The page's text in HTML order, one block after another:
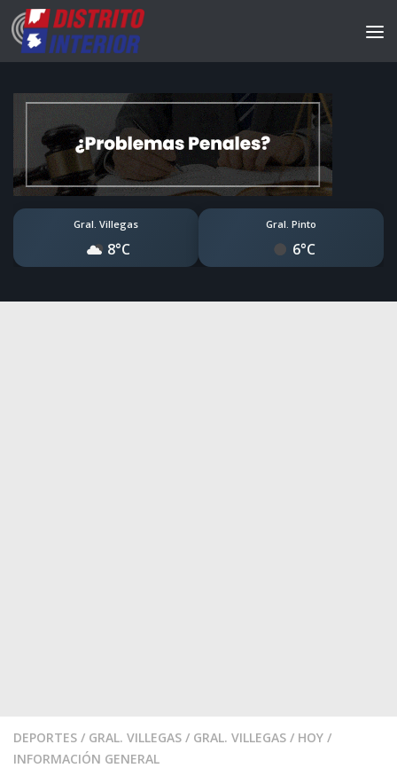
Gral. Villegas
8°C
Gral. Pinto
6°C
DEPORTES / GRAL. VILLEGAS / GRAL. VILLEGAS / HOY /
INFORMACIÓN GENERAL